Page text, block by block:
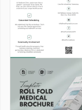
Brochure
d'assurance